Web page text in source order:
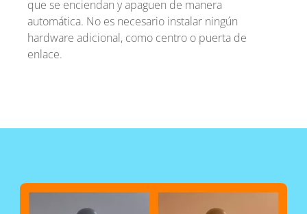
que se enciendan y apaguen de manera
automática. No es necesario instalar ningún
hardware adicional, como centro o puerta de
enlace.